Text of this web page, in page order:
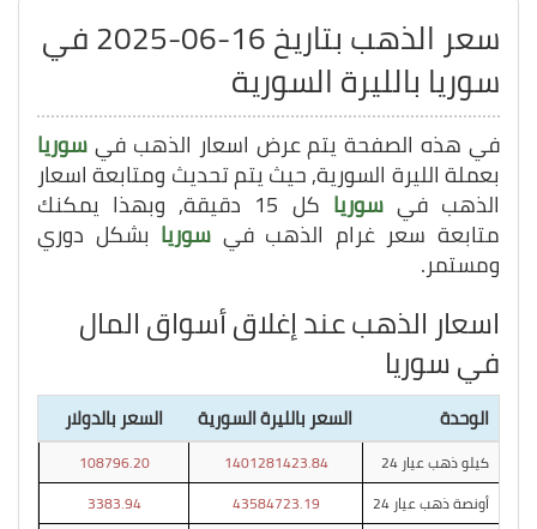
سعر الذهب بتاريخ 16-06-2025 في
سوريا بالليرة السورية
في هذه الصفحة يتم عرض اسعار الذهب فيسوريا
بعملة الليرة السورية, حيث يتم تحديث ومتابعة اسعار
الذهب فيسوريا كل 15 دقيقة, وبهذا يمكنك
متابعة سعر غرام الذهب في سوريا بشكل دوري
ومستمر.
اسعار الذهب عند إغلاق أسواق المال
في سوريا
الوحدة السعر بالليرة السورية السعر بالدولار
كيلو ذهب عيار 24 1401281423.84
108796.20
أونصة ذهب عيار 24
43584723.19
3383.94